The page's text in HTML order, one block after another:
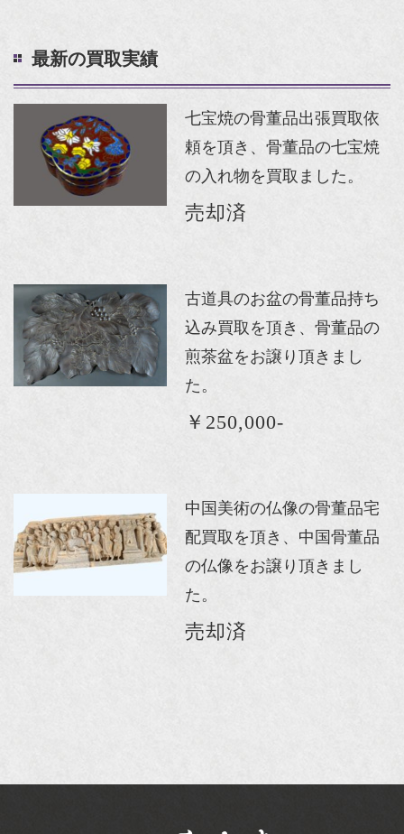
最新の買取実績
七宝焼の骨董品出張買取依
頼を頂き、骨董品の七宝焼
の入れ物を買取ました。
売却済
古道具のお盆の骨董品持ち
込み買取を頂き、骨董品の
煎茶盆をお譲り頂きまし
た。
￥250,000-
中国美術の仏像の骨董品宅
配買取を頂き、中国骨董品
の仏像をお譲り頂きまし
た。
売却済